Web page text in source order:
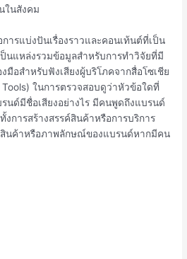
ในสังคม
ารแบ่งปันเรื่องราวและคอนเท้นต์ที่เป็น
นแหล่งรวมข้อมูลสำหรับการทำวิจัยที่มี
มือสำหรับฟังเสียงผู้บริโภคจากสื่อโซเชีย
ในการตรวจสอบดูว่าหัวข้อใดที่
นด์มีชื่อเสียงอย่างไร มีคนพูดถึงแบรนด์
งการสร้างสรรค์สินค้าหรือการบริการ
สินค้าหรือภาพลักษณ์ของแบรนด์หากมีคน